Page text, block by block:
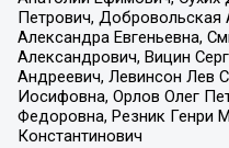
Петрович,
Александра Евгеньевна,
Александрович, Вицин
Андреевич, Левинсон Лев
Иосифовна, Орлов Олег
Федоровна, Резник Генри
Константинович